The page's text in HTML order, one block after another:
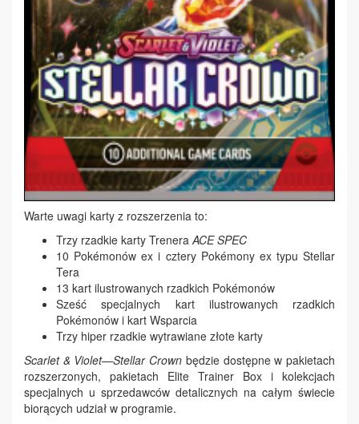
Warte uwagi karty z rozszerzenia to:
Trzy rzadkie karty Trenera ACE SPEC
10 Pokémonów ex i cztery Pokémony ex typu Stellar
Tera
13 kart ilustrowanych rzadkich Pokémonów
Sześć specjalnych kart ilustrowanych rzadkich
Pokémonów i kart Wsparcia
Trzy hiper rzadkie wytrawiane złote karty
Scarlet & Violet—Stellar Crown będzie dostępne w pakietach
rozszerzonych, pakietach Elite Trainer Box i kolekcjach
specjalnych u sprzedawców detalicznych na całym świecie
biorących udział w programie.